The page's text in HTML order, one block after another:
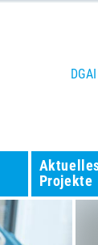
DGAI
Projekte